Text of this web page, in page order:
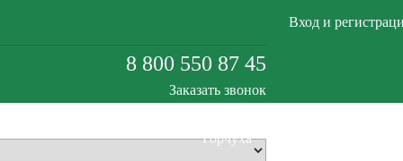
Горчуха
Вход и
8 800 550 87 45
Заказать звонок